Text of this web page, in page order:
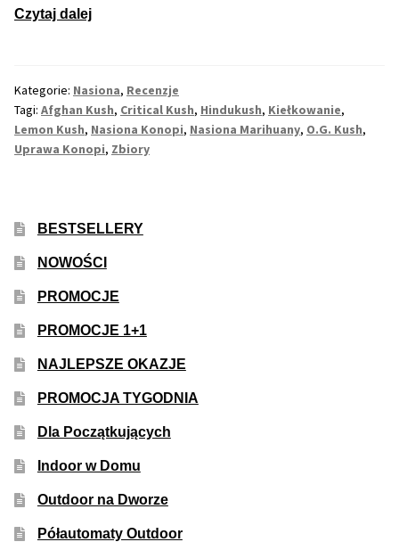
Medyczne Odmiany
Przewaga Indica
Przewaga Sativa
100% Sativa
50% Indica i 50% Sativa
Duże Oryginalne Opakowania
Czytaj dalejAfghan
Duszy
Gór
Hindukush
Kategorie: Nasiona, Recenzje
Tagi: Afghan Kush, Critical Kush, Hindukush, Kiełkowanie,
Lemon Kush, Nasiona Konopi, Nasiona Marihuany, O.G. Kush,
Uprawa Konopi, Zbiory
BESTSELLERY
NOWOŚCI
PROMOCJE
PROMOCJE 1+1
NAJLEPSZE OKAZJE
PROMOCJA TYGODNIA
Dla Początkujących
Indoor w Domu
Outdoor na Dworze
Półautomaty Outdoor